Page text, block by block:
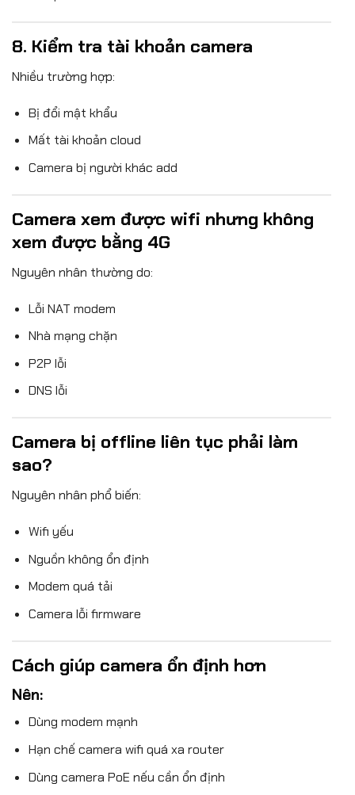
8. Kiểm tra tài khoản camera
Nhiều trường hợp:
Bị đổi mật khẩu
Mất tài khoản cloud
Camera bị người khác add
Camera xem được wifi nhưng không
xem được bằng 4G
Nguyên nhân thường do:
Lỗi NAT modem
Nhà mạng chặn
P2P lỗi
DNS lỗi
Camera bị offline liên tục phải làm
sao?
Nguyên nhân phổ biến:
Wifi yếu
Nguồn không ổn định
Modem quá tải
Camera lỗi firmware
Cách giúp camera ổn định hơn
Nên:
Dùng modem mạnh
Hạn chế camera wifi quá xa router
Dùng camera PoE nếu cần ổn định